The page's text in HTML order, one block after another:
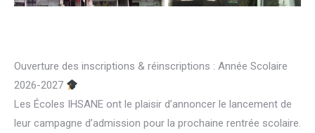
Ouverture des inscriptions & réinscriptions : Année Scolaire
2026-2027
Les Écoles IHSANE ont le plaisir d’annoncer le lancement de
leur campagne d’admission pour la prochaine rentrée scolaire.